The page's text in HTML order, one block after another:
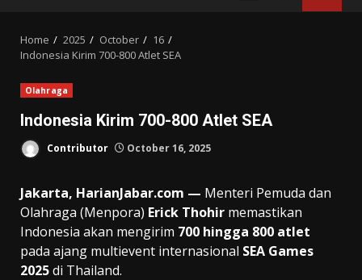
Home 2025 October
16
Indonesia Kirim 700-800 Atlet SEA
Olahraga
Indonesia Kirim 700-800 Atlet SEA
Contributor October 16, 2025
Jakarta, HarianJabar.com — Menteri Pemuda dan
Olahraga (Menpora) Erick Thohir memastikan
Indonesia akan mengirim 700 hingga 800 atlet
pada ajang multievent internasional SEA Games
2025di Thailand.